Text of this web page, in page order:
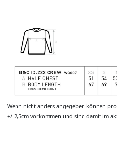
Wenn nicht anders angegeben können
+/-2,5cm vorkommen und sind damit im